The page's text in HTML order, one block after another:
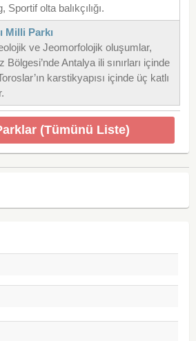
olta balıkçılığı.
Milli Parkı
ve Jeomorfolojik oluşumlar,
Bölgesi’nde Antalya ili sınırları içinde
karstikyapısı içinde üç katlı
(Tümünü Liste)